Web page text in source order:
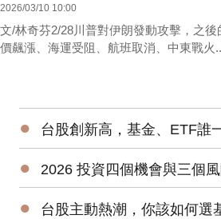
2026/03/10 10:00
文/林奇芬2/28川普對伊朗發動攻擊，之
價飆漲、海運受阻、航班取消、中東戰火
● 台股創新高，基金、ETF誰一馬當
● 2026 投資四個機會與三個
● 台股主動熱潮，你該如何選基金、